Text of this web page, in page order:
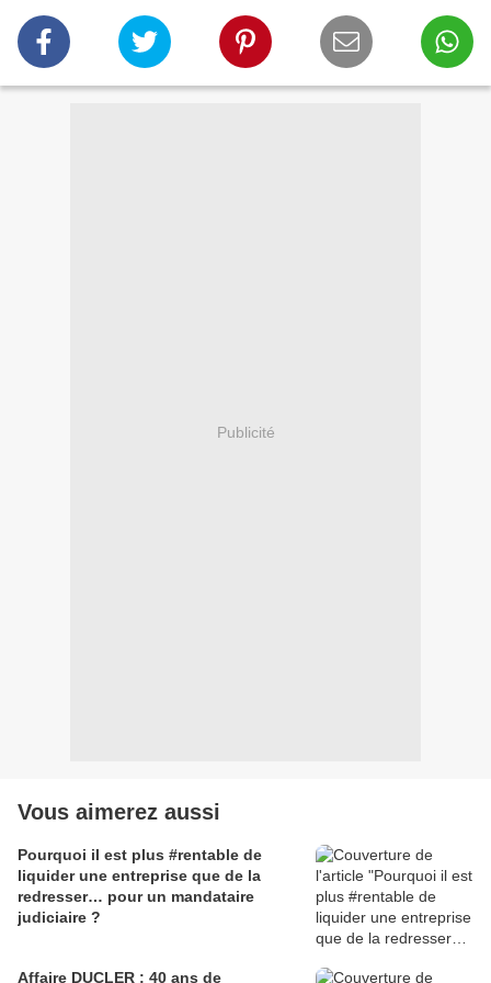
Publicité
Vous aimerez aussi
Pourquoi il est plus #rentable de
liquider une entreprise que de la
redresser… pour un mandataire
judiciaire ?
Affaire DUCLER : 40 ans de